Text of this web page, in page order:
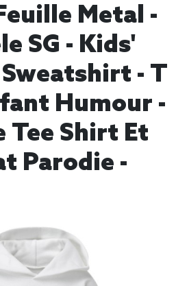
Metal -
SG - Kids'
- T
Humour -
Tee Shirt Et
Parodie -